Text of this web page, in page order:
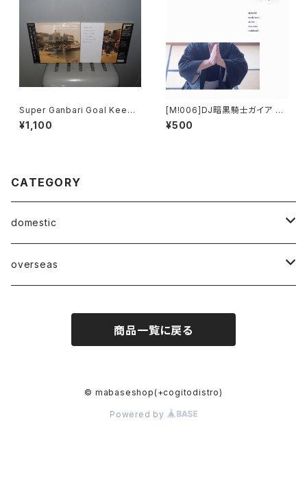
Super Ganbari Goal Keepe
rs "Cang Gang Pops"
¥1,100
[M!006]DJ暗黒騎士ガイア - r
estless priest
¥500
CATEGORY
domestic
Mabase Records[マバセレコーズ]
overseas
商品一覧に戻る
© mabaseshop(+cogitodistro)
Powered by